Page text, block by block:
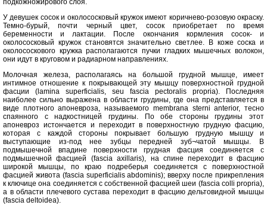
подкожножирового слоя.
У девушек сосок и околососковый кружок имеют коричнево-розовую окраску.
Темно-бурый, почти черный цвет, сосок приобретает по время
беременности и лактации. После окончания кормления сосок- и
околососковый кружок становятся значительно светлее. В коже соска и
околососкового кружка располагаются пучки гладких мышечных волокон,
они идут в круговом и радиарном направлениях.
Молочная железа, располагаясь на большой грудной мышце, имеет
интимное отношение к покрывающей эту мышцу поверхностной грудной
фасции (lamina superficialis, seu fascia pectoralis propria). Последняя
наиболее сильно выражена в области грудины, где она представляется в
виде плотного апоневроза, называемого membrana sterni anterior, тесно
спаянного с надкостницей грудины. По обе стороны грудины этот
апоневроз истончается и переходит в поверхностную грудную фасцию,
которая с каждой стороны покрывает большую грудную мышцу и
выступающие из-под нее зубцы передней зуб¬чатой мышцы. В
подмышечной впадине поверхности грудная фасция соединяется с
подмышечной фасцией (fascia axillaris), на спине переходит в фасцию
широкой мышцы, по краю подреберья соединяется с поверхностной
фасцией живота (fascia superficialis abdominis); вверху после прикрепления
к ключице она соединяется с собственной фасцией шеи (fascia colli propria),
а в области плечевого сустава переходит в фасцию дельтовидной мышцы
(fascia deltoidea).